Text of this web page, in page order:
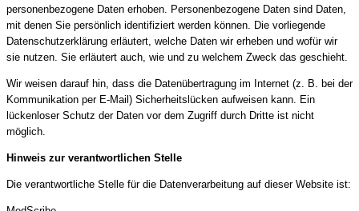
personenbezogene Daten erhoben. Personenbezogene Daten sind Daten,
mit denen Sie persönlich identifiziert werden können. Die vorliegende
Datenschutzerklärung erläutert, welche Daten wir erheben und wofür wir
sie nutzen. Sie erläutert auch, wie und zu welchem Zweck das geschieht.
Wir weisen darauf hin, dass die Datenübertragung im Internet (z. B. bei der
Kommunikation per E-Mail) Sicherheitslücken aufweisen kann. Ein
lückenloser Schutz der Daten vor dem Zugriff durch Dritte ist nicht
möglich.
Hinweis zur verantwortlichen Stelle
Die verantwortliche Stelle für die Datenverarbeitung auf dieser Website ist: